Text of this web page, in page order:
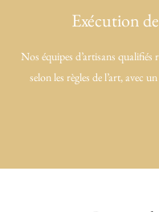
Exécution
Nos équipes d’artisans
selon les règles de l’art, avec